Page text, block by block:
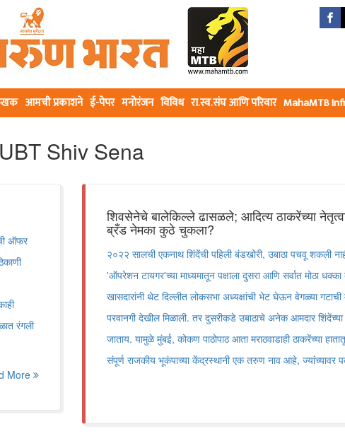
आमची प्रकाशने ई-पेपर मनोरंजन विविध रा.स्व.संघ आणि परिवार MahaMTB
UBT Shiv Sena
ऑफर
रंगली
More
शिवसेनेचे बालेकिल्ले ढासळले; आदित्य ठाकरेंच्या
ब्रँड नेमका कुठे चुकला?
२०२२ सालची एकनाथ शिंदेंची पहिली बंडखोरी, उबाठा पचवू शकली
'ऑपरेशन टायगर'च्या माध्यमातून पक्षाला दुसरा आणि सर्वात मोठा
खासदारांनी थेट दिल्लीत लोकसभा अध्यक्षांची भेट घेऊन वेगळ्या
परवानगी देखील मिळाली. तर दुसरीकडे उबाठाचे अनेक आमदार
जाताय. यामुळे मुंबई, कोकण पाठोपाठ आता मराठवाडाही ठाकरेंच्या
संपूर्ण राजकीय भूकंपाच्या केंद्रस्थानी एक तरुण नाव आहे, ज्यांच्यावर